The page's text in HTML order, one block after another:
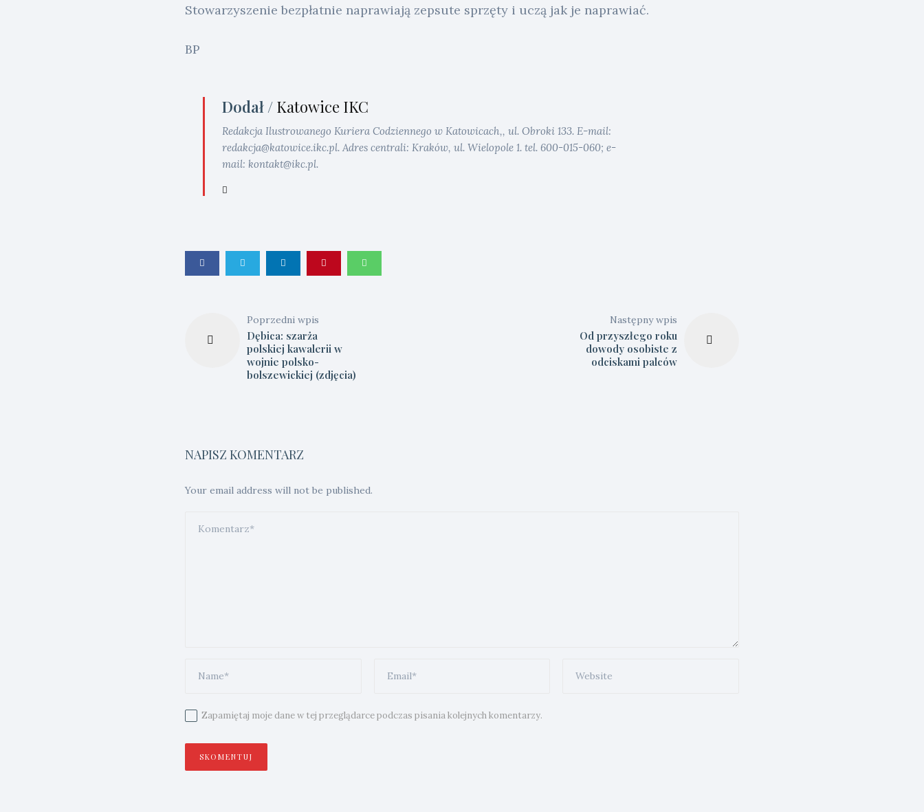
Stowarzyszenie bezpłatnie naprawiają zepsute sprzęty i uczą jak je naprawiać.
BP
Dodał / Katowice IKC
Redakcja Ilustrowanego Kuriera Codziennego w Katowicach,, ul. Obroki 133. E-mail:
redakcja@katowice.ikc.pl. Adres centrali: Kraków, ul. Wielopole 1. tel. 600-015-060; e-
mail: kontakt@ikc.pl.
Poprzedni wpis
Dębica: szarża
polskiej kawalerii w
wojnie polsko-
bolszewickiej (zdjęcia)
Następny wpis
Od przyszłego roku
dowody osobiste z
odciskami palców
NAPISZ KOMENTARZ
Your email address will not be published.
Zapamiętaj moje dane w tej przeglądarce podczas pisania kolejnych komentarzy.